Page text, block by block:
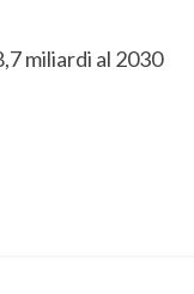
miliardi al 2030